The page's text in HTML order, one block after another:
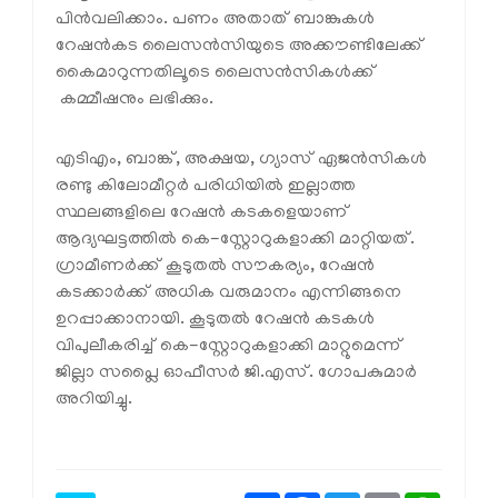
പിന്‍വലിക്കാം. പണം അതാത് ബാങ്കുകള്‍
റേഷന്‍കട ലൈസന്‍സിയുടെ അക്കൗണ്ടിലേക്ക്
കൈമാറുന്നതിലൂടെ ലൈസന്‍സികള്‍ക്ക്
കമ്മീഷനും ലഭിക്കും.
എടിഎം, ബാങ്ക്, അക്ഷയ, ഗ്യാസ് ഏജന്‍സികള്‍
രണ്ടു കിലോമീറ്റര്‍ പരിധിയില്‍ ഇല്ലാത്ത
സ്ഥലങ്ങളിലെ റേഷന്‍ കടകളെയാണ്
ആദ്യഘട്ടത്തില്‍ കെ-സ്റ്റോറുകളാക്കി മാറ്റിയത്.
ഗ്രാമീണര്‍ക്ക് കൂടുതല്‍ സൗകര്യം, റേഷന്‍
കടക്കാര്‍ക്ക് അധിക വരുമാനം എന്നിങ്ങനെ
ഉറപ്പാക്കാനായി. കൂടുതല്‍ റേഷന്‍ കടകള്‍
വിപുലീകരിച്ച് കെ-സ്റ്റോറുകളാക്കി മാറ്റുമെന്ന്
ജില്ലാ സപ്ലൈ ഓഫീസര്‍ ജി.എസ്. ഗോപകുമാര്‍
അറിയിച്ചു.